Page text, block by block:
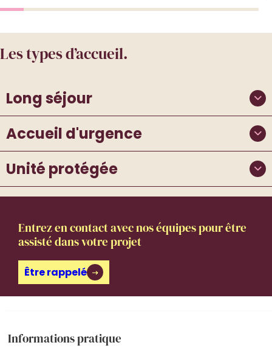
Les types d’accueil.
Long séjour
Accueil d'urgence
Unité protégée
Entrez en contact avec nos équipes pour être
assisté dans votre projet
Être rappelé
Informations pratique